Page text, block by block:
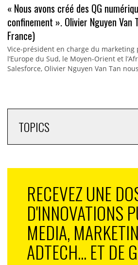
« Nous avons créé des QG
confinement ». Olivier Nguyen Van
France)
Vice-président en charge du marketing
l’Europe du Sud, le Moyen-Orient et
Salesforce, Olivier Nguyen Van Tan
TOPICS
RECEVEZ UNE
D'INNOVATIONS
MEDIA,
ADTECH... ET DE